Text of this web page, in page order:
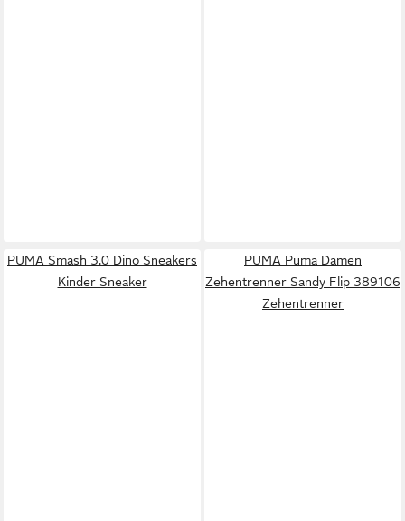
PUMA Smash 3.0 Dino Sneakers
Kinder Sneaker
PUMA Puma Damen
Zehentrenner Sandy Flip 389106
Zehentrenner